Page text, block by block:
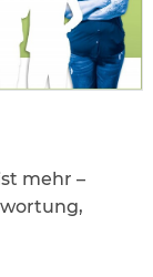
mehr –